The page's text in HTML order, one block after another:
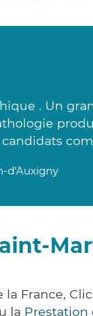
. Un
d'Auxigny
France,
la Prestation